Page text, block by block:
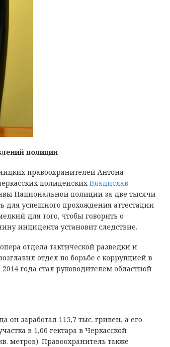
полиции
правоохранителей Антона
полицейских Владислав
Национальной полиции за две тысячи
для успешного прохождения аттестации
для того, чтобы говорить о
инцидента установит следствие.
отдела тактической разведки и
отдел по борьбе с коррупцией в
года стал руководителем областной
он заработал 115,7 тыс. гривен, а его
в 1,06 гектара в Черкасской
метров). Правоохранитель также